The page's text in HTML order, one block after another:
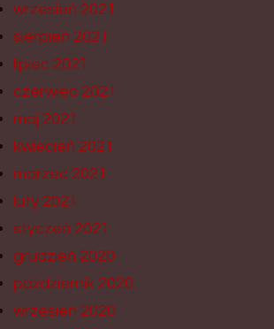
wrzesień 2021
sierpień 2021
lipiec 2021
czerwiec 2021
maj 2021
kwiecień 2021
marzec 2021
luty 2021
styczeń 2021
grudzień 2020
październik 2020
wrzesień 2020